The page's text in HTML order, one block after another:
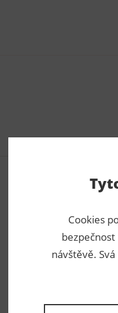
Cookies
bezpečnost
návštěvě.